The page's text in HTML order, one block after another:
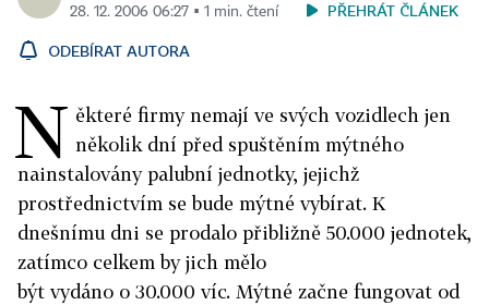
28. 12. 2006 06:27 ▪ 1 min. čtení PŘEHRÁT ČLÁNEK
ODEBÍRAT AUTORA
N ěkteré firmy nemají ve svých vozidlech jen
několik dní před spuštěním mýtného
nainstalovány palubní jednotky, jejichž
prostřednictvím se bude mýtné vybírat. K
dnešnímu dni se prodalo přibližně 50.000 jednotek,
zatímco celkem by jich mělo
být vydáno o 30.000 víc. Mýtné začne fungovat od